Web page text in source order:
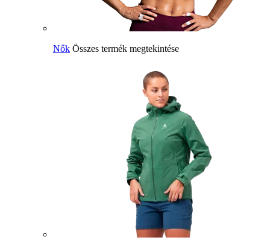
Nők Összes termék megtekintése